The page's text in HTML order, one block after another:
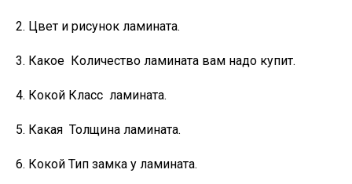
2. Цвет и рисунок ламината.
3. Какое Количество ламината вам надо купит.
4. Кокой Класс ламината.
5. Какая Толщина ламината.
6. Кокой Тип замка у ламината.